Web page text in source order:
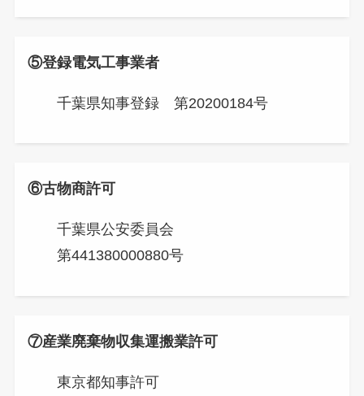
⑤登録電気工事業者
千葉県知事登録 第20200184号
⑥古物商許可
千葉県公安委員会
第441380000880号
⑦産業廃棄物収集運搬業許可
東京都知事許可